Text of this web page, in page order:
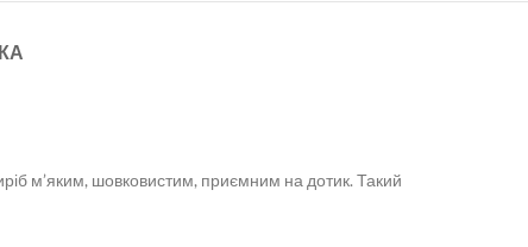
м’яким, шовковистим, приємним на дотик. Такий